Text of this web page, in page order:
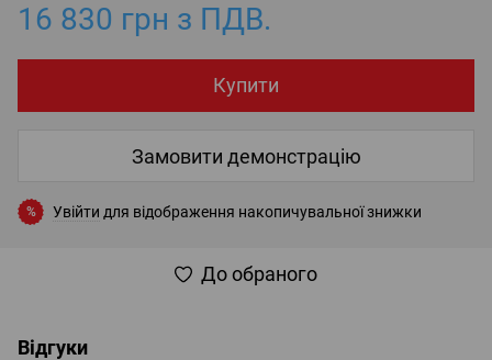
16 830 грн з ПДВ.
Купити
Замовити демонстрацію
% Увійти для відображення накопичувальної знижки
До обраного
Відгуки